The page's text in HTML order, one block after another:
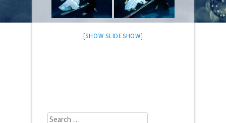
[SHOW SLIDESHOW]
Search